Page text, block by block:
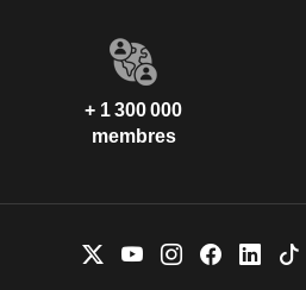
+ 1 300 000
membres